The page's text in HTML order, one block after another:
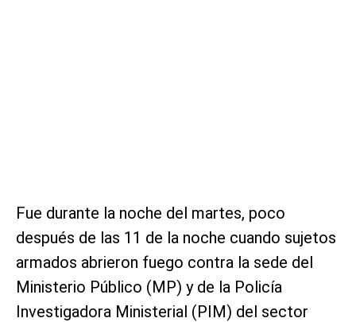
Fue durante la noche del martes, poco
después de las 11 de la noche cuando sujetos
armados abrieron fuego contra la sede del
Ministerio Público (MP) y de la Policía
Investigadora Ministerial (PIM) del sector